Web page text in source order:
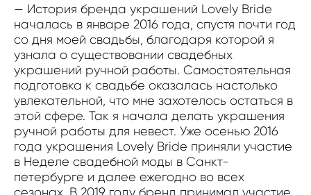
— История бренда украшений Lovely Bride
началась в январе 2016 года, спустя почти год
со дня моей свадьбы, благодаря которой я
узнала о существовании свадебных
украшений ручной работы. Самостоятельная
подготовка к свадьбе оказалась настолько
увлекательной, что мне захотелось остаться в
этой сфере. Так я начала делать украшения
ручной работы для невест. Уже осенью 2016
года украшения Lovely Bride приняли участие
в Неделе свадебной моды в Санкт-
петербурге и далее ежегодно во всех